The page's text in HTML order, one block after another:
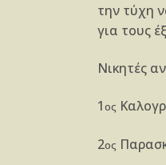
την τύχη
για τους
Νικητές
1ος
2ος